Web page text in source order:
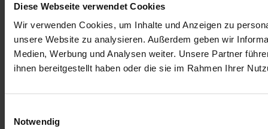
Diese Webseite verwendet Cookies
Wir verwenden Cookies, um Inhalte und Anzeigen zu
unsere Website zu analysieren. Außerdem geben wir
Medien, Werbung und Analysen weiter. Unsere Partner
ihnen bereitgestellt haben oder die sie im Rahmen Ihrer
Notwendig